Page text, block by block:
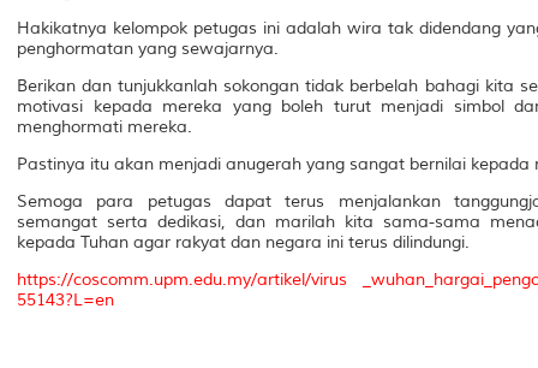
Hakikatnya kelompok petugas ini adalah wira tak didendang
penghormatan yang sewajarnya.
Berikan dan tunjukkanlah sokongan tidak berbelah bahagi kita
motivasi kepada mereka yang boleh turut menjadi simbol
menghormati mereka.
Pastinya itu akan menjadi anugerah yang sangat bernilai
Semoga para petugas dapat terus menjalankan
semangat serta dedikasi, dan marilah kita sama-sama
kepada Tuhan agar rakyat dan negara ini terus dilindungi.
https://coscomm.upm.edu.my/artikel/virus
55143?L=en